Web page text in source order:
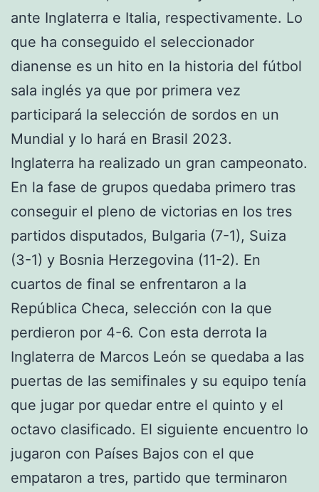
ante Inglaterra e Italia, respectivamente. Lo
que ha conseguido el seleccionador
dianense es un hito en la historia del fútbol
sala inglés ya que por primera vez
participará la selección de sordos en un
Mundial y lo hará en Brasil 2023.
Inglaterra ha realizado un gran campeonato.
En la fase de grupos quedaba primero tras
conseguir el pleno de victorias en los tres
partidos disputados, Bulgaria (7-1), Suiza
(3-1) y Bosnia Herzegovina (11-2). En
cuartos de final se enfrentaron a la
República Checa, selección con la que
perdieron por 4-6. Con esta derrota la
Inglaterra de Marcos León se quedaba a las
puertas de las semifinales y su equipo tenía
que jugar por quedar entre el quinto y el
octavo clasificado. El siguiente encuentro lo
jugaron con Países Bajos con el que
empataron a tres, partido que terminaron